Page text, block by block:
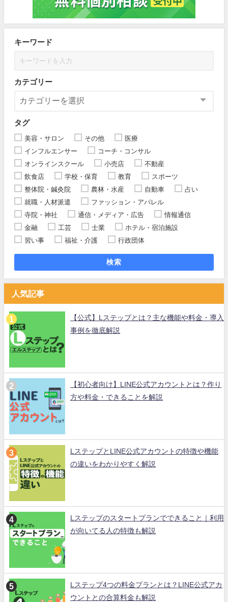
キーワード
カテゴリー
タグ
美容・サロン その他
医療
インフルエンサー
コーチ・コンサル
オンラインスクール
小売店
不動産
飲食店
学校・保育 教育
スポーツ
整体院・鍼灸院
農林・水産 自動車
占い
就職・人材派遣
ファッション・アパレル
寺院・神社
通信・メディア・広告
情報通信
金融
工芸 士業
ホテル・宿泊施設
習い事
福祉・介護 行政団体
検索
人気記事
【公式】Lステップとは？主な機能や料金・導入
事例を徹底解説
【初心者向け】LINE公式アカウントとは？作り
方や料金・できることを解説
LステップとLINE公式アカウントの特徴や機能
の違いをわかりやすく解説
Lステップのスタートプランでできること｜利用
が向いてる人の特徴も解説
Lステップ4つの料金プランとは？LINE公式アカ
ウントとの合算料金も解説